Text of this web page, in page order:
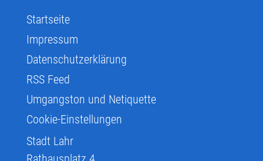
Startseite
Impressum
Datenschutzerklärung
RSS Feed
Umgangston und Netiquette
Cookie-Einstellungen
Stadt Lahr